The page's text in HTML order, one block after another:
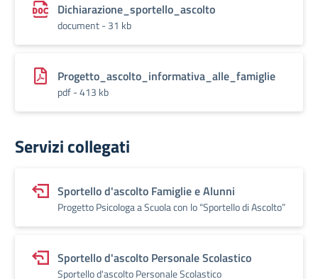
Dichiarazione_sportello_ascolto
document - 31 kb
Progetto_ascolto_informativa_alle_famiglie
pdf - 413 kb
Servizi collegati
Sportello d'ascolto Famiglie e Alunni
Progetto Psicologa a Scuola con lo “Sportello di Ascolto”
Sportello d'ascolto Personale Scolastico
Sportello d'ascolto Personale Scolastico